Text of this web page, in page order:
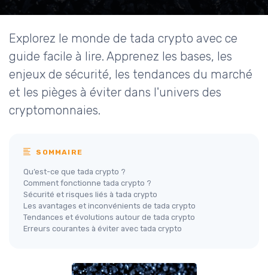
Explorez le monde de tada crypto avec ce
guide facile à lire. Apprenez les bases, les
enjeux de sécurité, les tendances du marché
et les pièges à éviter dans l'univers des
cryptomonnaies.
SOMMAIRE
Qu’est-ce que tada crypto ?
Comment fonctionne tada crypto ?
Sécurité et risques liés à tada crypto
Les avantages et inconvénients de tada crypto
Tendances et évolutions autour de tada crypto
Erreurs courantes à éviter avec tada crypto